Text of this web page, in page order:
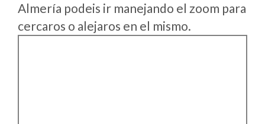
Almería podeis ir manejando el zoom para
cercaros o alejaros en el mismo.